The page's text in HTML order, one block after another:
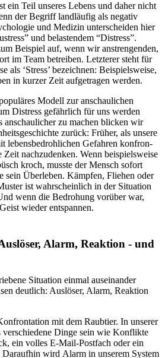
ein Teil unseres Lebens und daher nicht
der Begriff landläufig als negativ
und Medizin unterscheiden hier
und belastendem “Distress”.
Beispiel auf, wenn wir anstrengenden,
im Team betreiben. Letzterer steht für
als ‘Stress’ bezeichnen: Beispielsweise,
in kurzer Zeit aufgetragen werden.
Modell zur anschaulichen
Distress gefährlich für uns werden
anschaulicher zu machen blicken wir
zurück: Früher, als unsere
lebens­be­droh­li­chen Gefah­ren kon­fron­
nachzudenken. Wenn beispielsweise
kroch, musste der Mensch sofort
sein Überleben. Kämp­fen, Flie­hen oder
ist wahr­schein­lich in der Situation
wenn die Bedro­hung vor­über war,
wieder entspannen.
Alarm, Reak­tion - und
Situa­tion einmal aus­ein­an­der
deut­lich: Aus­lö­ser, Alarm, Reak­tion
mit dem Raub­tier. In unserer
verschiedene Dinge sein wie Konflikte
ein volles E-Mail-Postfach oder ein
Dar­auf­hin wird Alarm in unse­rem System